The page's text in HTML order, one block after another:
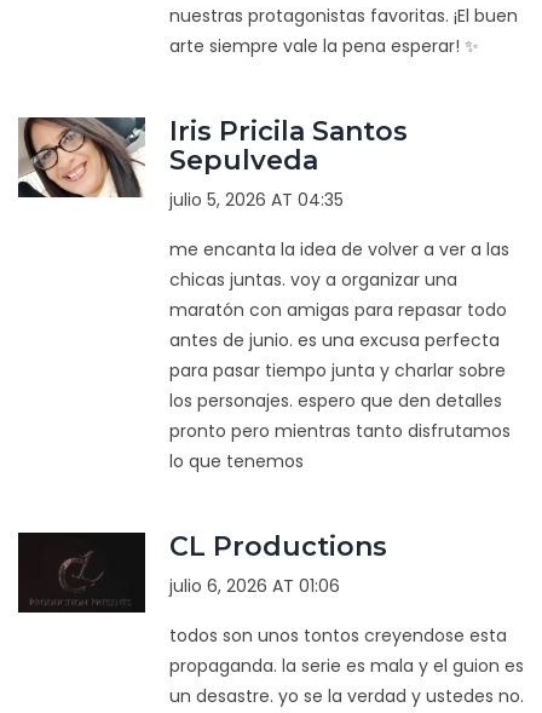
nuestras protagonistas favoritas. ¡El buen
arte siempre vale la pena esperar! ✨
Iris Pricila Santos
Sepulveda
julio 5, 2026 AT 04:35
me encanta la idea de volver a ver a las
chicas juntas. voy a organizar una
maratón con amigas para repasar todo
antes de junio. es una excusa perfecta
para pasar tiempo junta y charlar sobre
los personajes. espero que den detalles
pronto pero mientras tanto disfrutamos
lo que tenemos
CL Productions
julio 6, 2026 AT 01:06
todos son unos tontos creyendose esta
propaganda. la serie es mala y el guion es
un desastre. yo se la verdad y ustedes no.